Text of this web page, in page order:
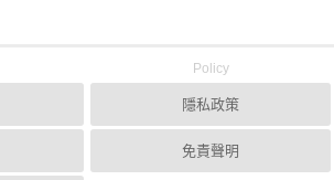
Policy
隱私政策
免責聲明